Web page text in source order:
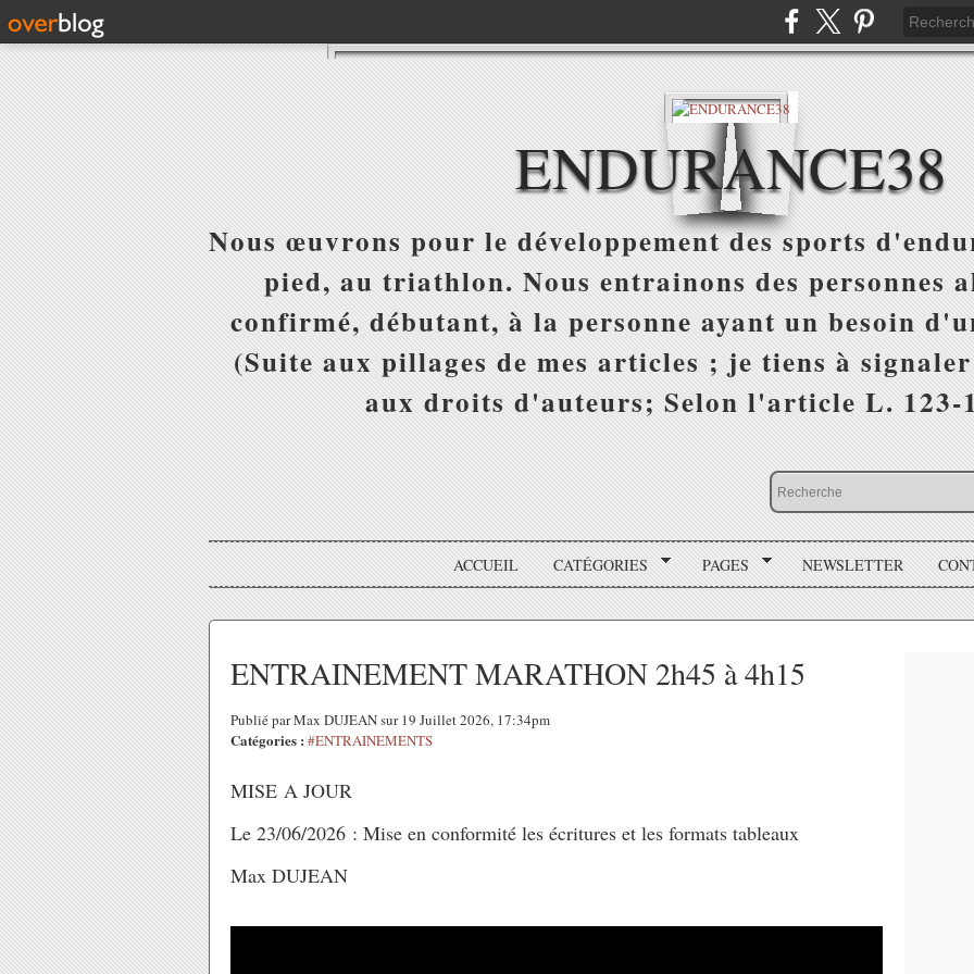
ENDURANCE38
Nous œuvrons pour le développement des sports
pied, au triathlon. Nous entrainons des personnes
confirmé, débutant, à la personne ayant un besoin
(Suite aux pillages de mes articles ; je tiens à
aux droits d'auteurs; Selon l'article L. 123-
ACCUEIL CATÉGORIES PAGES NEWSLETTER
ENTRAINEMENT MARATHON 2h45 à 4h15
Publié par Max DUJEAN sur 19 Juillet 2026, 17:34pm
Catégories : #ENTRAINEMENTS
MISE A JOUR
Le 23/06/2026 : Mise en conformité les écritures et les formats tableaux
Max DUJEAN